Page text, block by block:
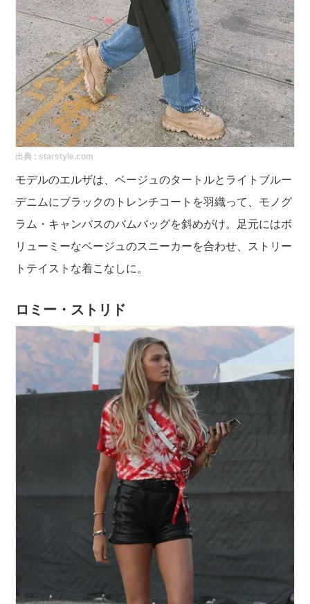
出典 : starstyle.com
モデルのエルザは、ベージュのタートルとライトブルー
デニムにブラックのトレンチコートを羽織って、モノグ
ラム・キャンバスのバムバッグを斜めがけ。足元にはボ
リューミーなベージュのスニーカーを合わせ、ストリー
トテイストな着こなしに。
ロミー・ストリド